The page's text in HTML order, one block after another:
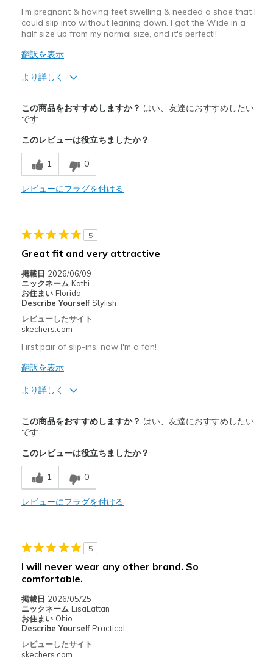
I'm pregnant & having feet swelling & needed a shoe that I
could slip into without leaning down. I got the Wide in a
half size up from my normal size, and it's perfect!!
翻訳を表示
より詳しく
Attractive Design
Breathe Well
Comfortable
Stylish
Poor Cushioning
以下に最適
Casual Wear
Travel
Width
Sizing
Feels true to size
この商品をおすすめしますか？ はい、友達におすすめしたい
です
このレビューは役立ちましたか？
1 0
レビューにフラグを付ける
5
Great fit and very attractive
掲載日 2026/06/09
ニックネーム Kathi
お住まい Florida
Describe Yourself Stylish
レビューしたサイト
skechers.com
First pair of slip-ins, now I'm a fan!
翻訳を表示
より詳しく
Attractive Design
Comfortable
Stylish
以下に最適
Travel
Width
Feels true to width
View On Shoes
この商品をおすすめしますか？ はい、友達におすすめしたい
です
このレビューは役立ちましたか？
1 0
レビューにフラグを付ける
5
I will never wear any other brand. So
comfortable.
掲載日 2026/05/25
ニックネーム LisaLattan
お住まい Ohio
Describe Yourself Practical
レビューしたサイト
skechers.com